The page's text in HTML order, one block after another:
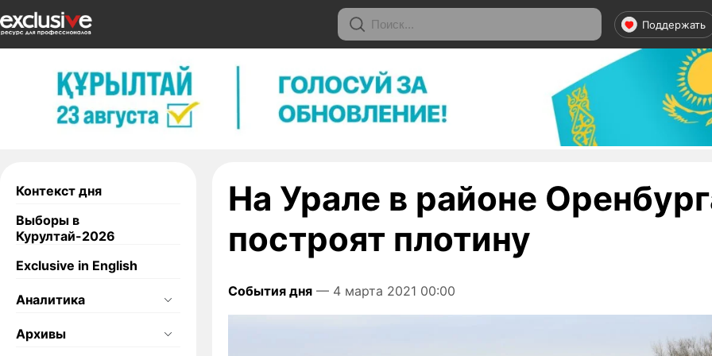
Поддержать
Контекст дня
Выборы в
Курултай-2026
Exclusive in English
Аналитика
Архивы
На Урале в районе
построят плотину
События дня — 4 марта 2021 00:00